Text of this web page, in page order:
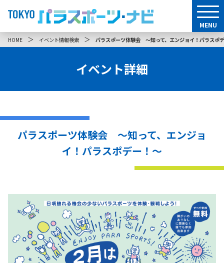
MENU
HOME ＞ イベント情報検索 ＞ パラスポーツ体験会 ～知って、エンジョイ！パラスポ
イベント詳細
パラスポーツ体験会 ～知って、エンジョ
イ！パラスポデー！～